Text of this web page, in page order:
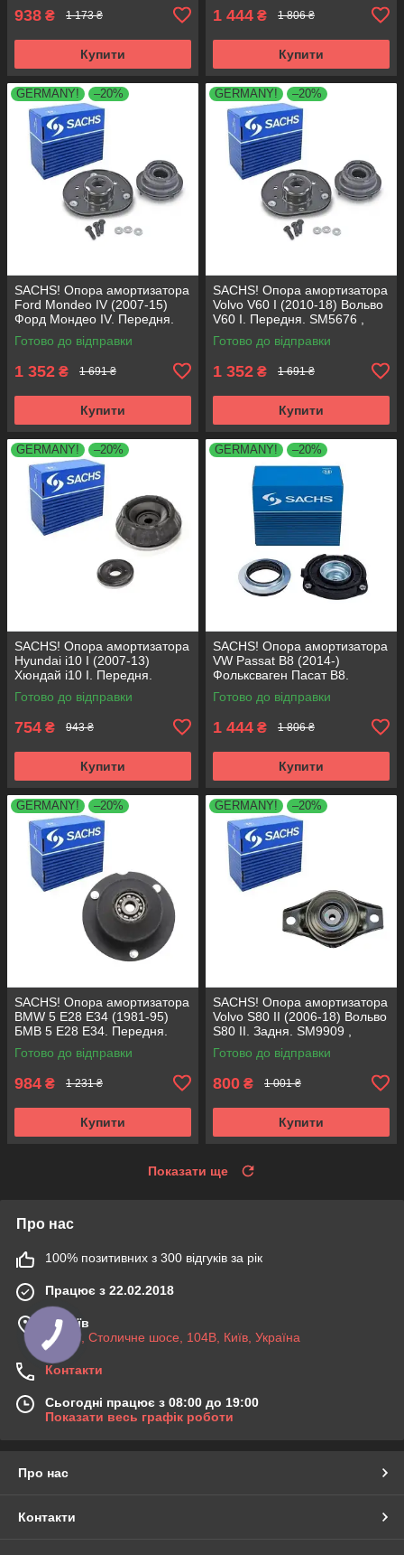
938 ₴ 1 173 ₴
Купити
1 444 ₴ 1 806 ₴
Купити
GERMANY! –20%
SACHS! Опора амортизатора
Ford Mondeo IV (2007-15)
Форд Мондео IV. Передня.
SM5676 , 803053 , KB652.30
Готово до відправки
1 352 ₴ 1 691 ₴
Купити
GERMANY! –20%
SACHS! Опора амортизатора
Volvo V60 I (2010-18) Вольво
V60 I. Передня. SM5676 ,
803053 , KB652.30
Готово до відправки
1 352 ₴ 1 691 ₴
Купити
GERMANY! –20%
SACHS! Опора амортизатора
Hyundai i10 I (2007-13)
Хюндай i10 I. Передня.
SM5818 , 801063 , KB689.27 ,
VKDA88511
Готово до відправки
754 ₴ 943 ₴
Купити
GERMANY! –20%
SACHS! Опора амортизатора
VW Passat B8 (2014-)
Фольксваген Пасат B8.
Передня. 803024 , KB657.27 ,
VKDA35167
Готово до відправки
1 444 ₴ 1 806 ₴
Купити
GERMANY! –20%
SACHS! Опора амортизатора
BMW 5 E28 E34 (1981-95)
БМВ 5 Е28 Е34. Передня.
SM1000 , 803151 , KB650.00 ,
VKDC35801
Готово до відправки
984 ₴ 1 231 ₴
Купити
GERMANY! –20%
SACHS! Опора амортизатора
Volvo S80 II (2006-18) Вольво
S80 II. Задня. SM9909 ,
802416 , KB952.10 ,
VKDA40436
Готово до відправки
800 ₴ 1 001 ₴
Купити
Показати ще
Про нас
100% позитивних з 300 відгуків за рік
Працює з 22.02.2018
м. Київ
03045, Столичне шосе, 104B, Київ, Україна
Контакти
Сьогодні працює з 08:00 до 19:00
Показати весь графік роботи
Про нас
Контакти